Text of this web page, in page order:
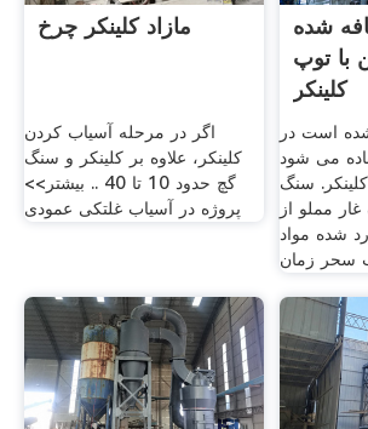
مازاد کلینکر چرخ
اگر در مرحله آسیاب کردن
کلینکر، علاوه بر کلینکر و سنگ
گچ حدود 10 تا 40 .. بیشتر>>
پروژه در آسیاب غلتکی عمودی
شده
با توپ
کلینکر
است در
می شود
سنگ
مملو از
شده مواد
سحر زمان